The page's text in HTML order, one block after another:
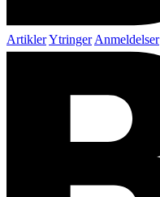
ArtiklerYtringer Anmeldelser